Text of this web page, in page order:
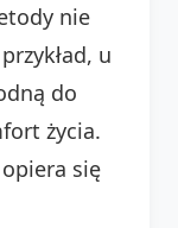
nie
u
do
życia.
opiera się